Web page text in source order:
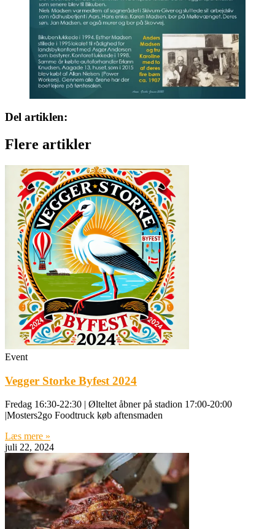
Del artiklen:
Flere artikler
Event
Vegger Storke Byfest 2024
Fredag 16:30-22:30 | Ølteltet åbner på stadion 17:00-20:00
|Mosters2go Foodtruck køb aftensmaden
Læs mere »
juli 22, 2024